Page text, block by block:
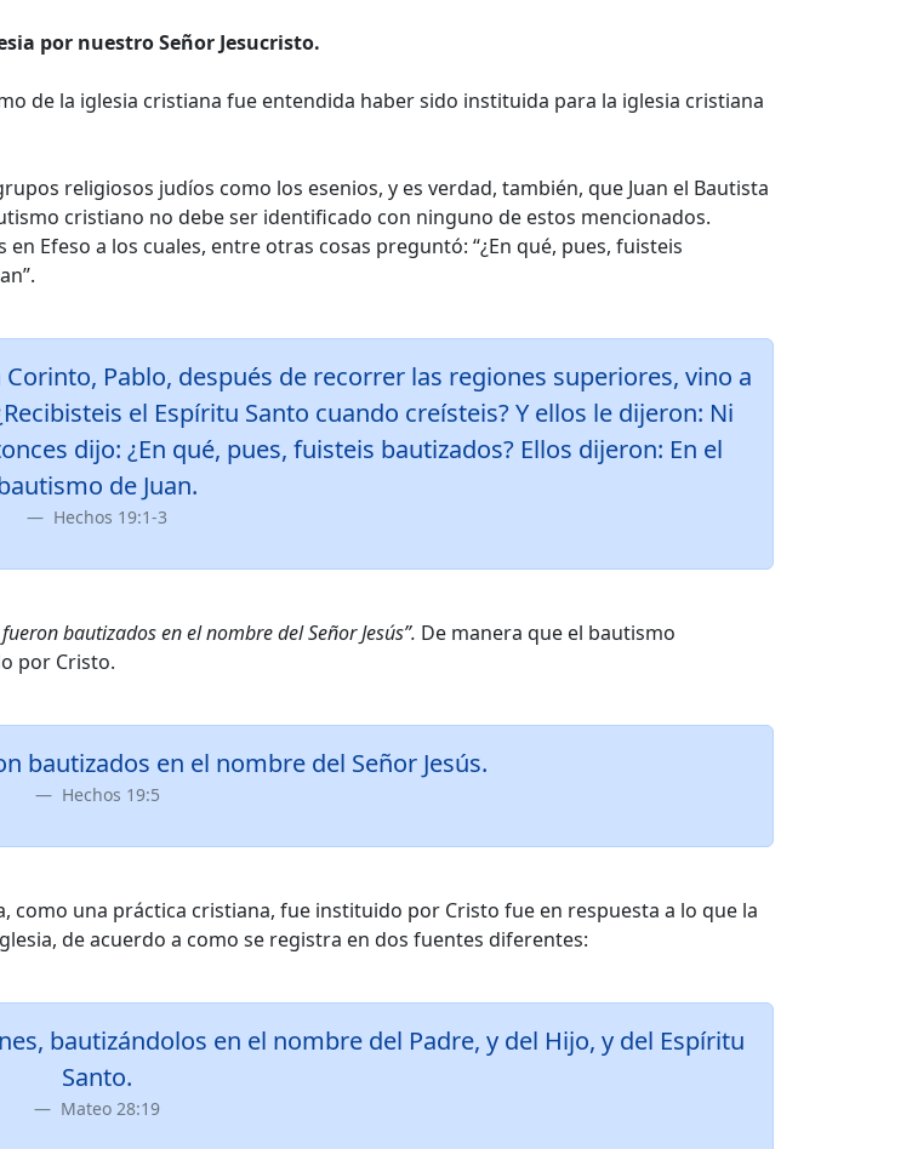
por nuestro Señor Jesucristo.
de la iglesia cristiana fue entendida haber sido instituida para la iglesia cristiana
religiosos judíos como los esenios, y es verdad, también, que Juan el Bautista
cristiano no debe ser identificado con ninguno de estos mencionados.
Efeso a los cuales, entre otras cosas preguntó: “¿En qué, pues, fuisteis
Pablo, después de recorrer las regiones superiores, vino a
el Espíritu Santo cuando creísteis? Y ellos le dijeron: Ni
dijo: ¿En qué, pues, fuisteis bautizados? Ellos dijeron: En el
de Juan.
Hechos 19:1-3
bautizados en el nombre del Señor Jesús”. De manera que el bautismo
por Cristo.
bautizados en el nombre del Señor Jesús.
Hechos 19:5
como una práctica cristiana, fue instituido por Cristo fue en respuesta a lo que la
de acuerdo a como se registra en dos fuentes diferentes:
bautizándolos en el nombre del Padre, y del Hijo, y del Espíritu
Santo.
Mateo 28:19